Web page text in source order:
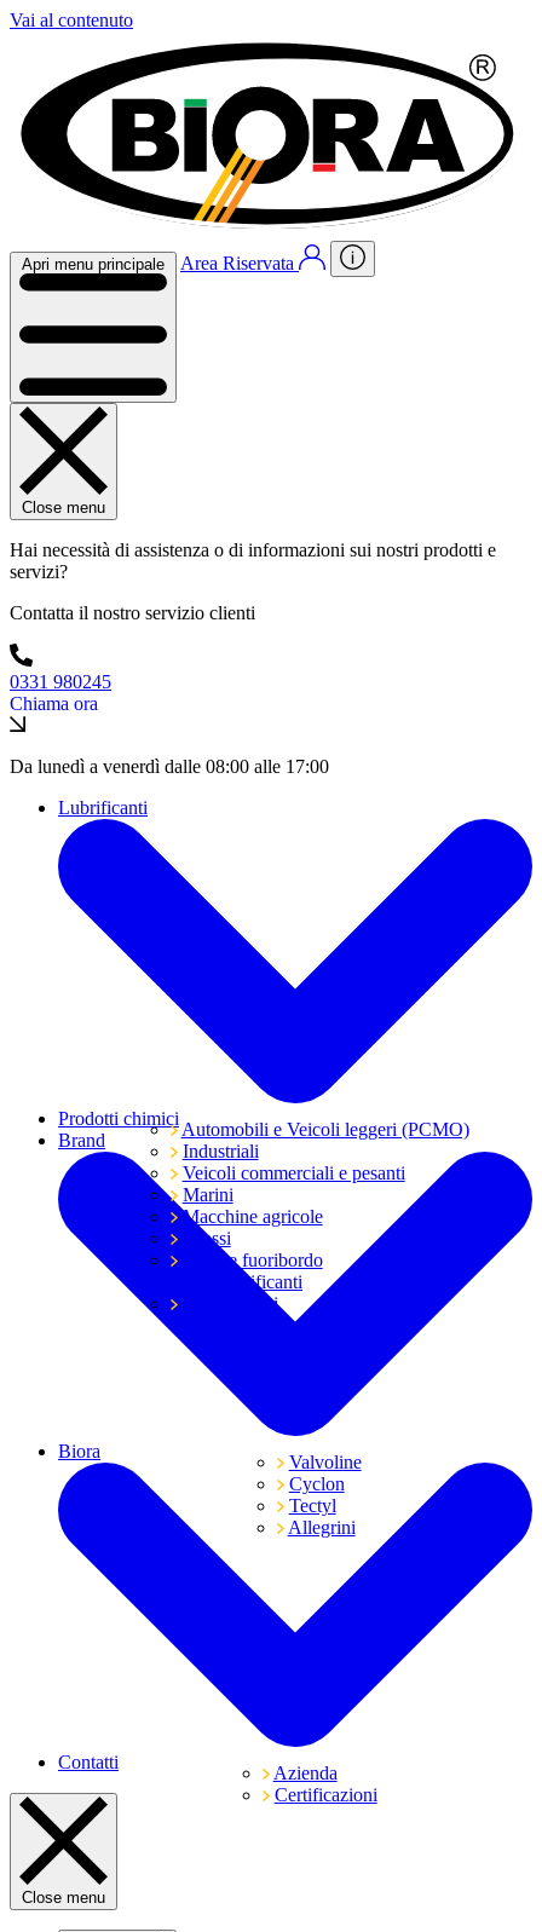
Vai al contenuto
Apri menu principale Area Riservata
Close menu
Hai necessità di assistenza o di informazioni sui nostri prodotti e
servizi?
Contatta il nostro servizio clienti
0331 980245
Chiama ora
Da lunedì a venerdì dalle 08:00 alle 17:00
Lubrificanti
Automobili e Veicoli leggeri (PCMO)
Industriali
Veicoli commerciali e pesanti
Marini
Macchine agricole
Grassi
Moto e fuoribordo
Tutti i lubrificanti
Trasmissioni
Prodotti chimici
Brand
Valvoline
Cyclon
Tectyl
Allegrini
Biora
Azienda
Certificazioni
Contatti
Close menu